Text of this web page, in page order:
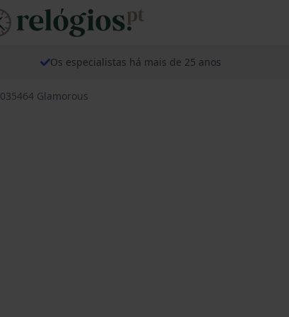
Os especialistas há mais de 25 anos
Glamorous